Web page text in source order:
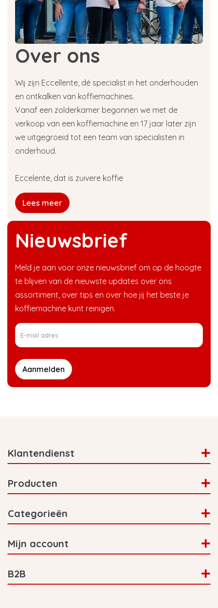
Nieuwsbrief
Meld je aan voor onze nieuwsbrief om op de hoogte
te blijven van de nieuwste updates over ons
assortiment, over tips en over hoe jij het beste je
koffiemachine kunt reinigen.
Aanmelden
Over ons
Wij zijn Eccellente, dé specialist in het onderhouden
en ontkalken van koffiemachines.
Vanaf een zolderkamer begonnen we met de
verkoop van een koffiemachine en 17 jaar later zijn
we uitgegroeid tot een team van specialisten in
onderhoud.
Eccelente, dat is zuivere koffie
Lees meer
Klantendienst
Producten
Categorieën
Mijn account
B2B